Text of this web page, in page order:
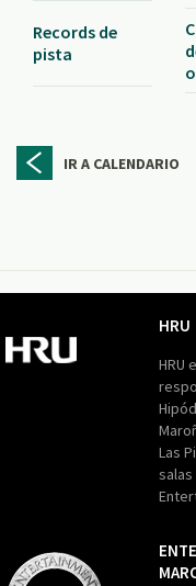
Records de
pista
IR A CALENDARIO
HRU
HRU
Las
Entertainment